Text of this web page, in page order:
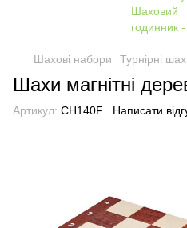
Шахові набори Турнірні
Шахи магнітні
Артикул: CH140F Написати